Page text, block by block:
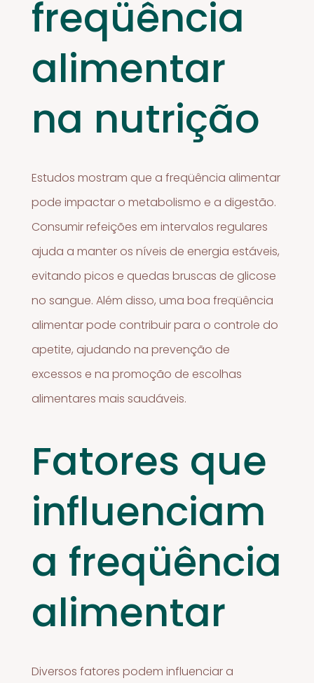
freqüência
alimentar
na nutrição
Estudos mostram que a freqüência alimentar
pode impactar o metabolismo e a digestão.
Consumir refeições em intervalos regulares
ajuda a manter os níveis de energia estáveis,
evitando picos e quedas bruscas de glicose
no sangue. Além disso, uma boa freqüência
alimentar pode contribuir para o controle do
apetite, ajudando na prevenção de
excessos e na promoção de escolhas
alimentares mais saudáveis.
Fatores que
influenciam
a freqüência
alimentar
Diversos fatores podem influenciar a